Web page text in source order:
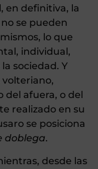
en definitiva, la
se pueden
lo que
individual,
sociedad. Y
volteriano,
del afuera, o del
realizado en su
se posiciona
doblega.
desde las